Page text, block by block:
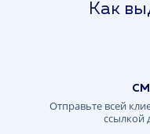
Как
Отправьте всей
ссылкой